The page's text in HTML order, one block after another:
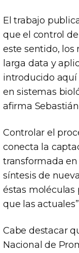
El trabajo
que el control
este sentido,
larga data y
introducido aquí
en sistemas
afirma
Controlar el
conecta la
transformada
síntesis de
éstas moléculas
que las
Cabe destacar
Nacional de